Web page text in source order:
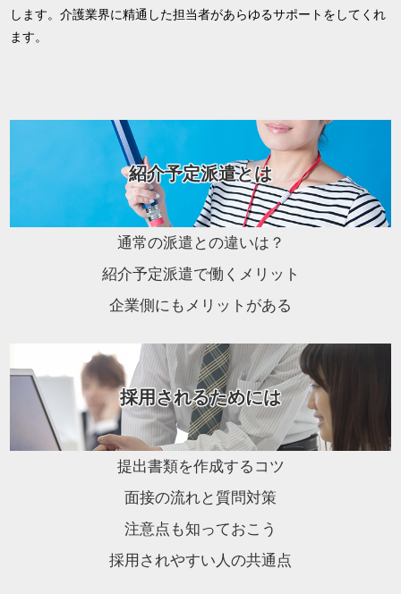
します。介護業界に精通した担当者があらゆるサポートをしてくれ
ます。
紹介予定派遣とは
通常の派遣との違いは？
紹介予定派遣で働くメリット
企業側にもメリットがある
採用されるためには
提出書類を作成するコツ
面接の流れと質問対策
注意点も知っておこう
採用されやすい人の共通点